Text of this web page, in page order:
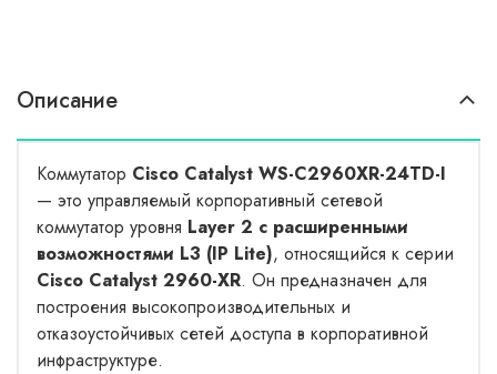
Описание
Коммутатор Cisco Catalyst WS-C2960XR-24TD-I
— это управляемый корпоративный сетевой
коммутатор уровня Layer 2 с расширенными
возможностями L3 (IP Lite), относящийся к серии
Cisco Catalyst 2960-XR. Он предназначен для
построения высокопроизводительных и
отказоустойчивых сетей доступа в корпоративной
инфраструктуре.